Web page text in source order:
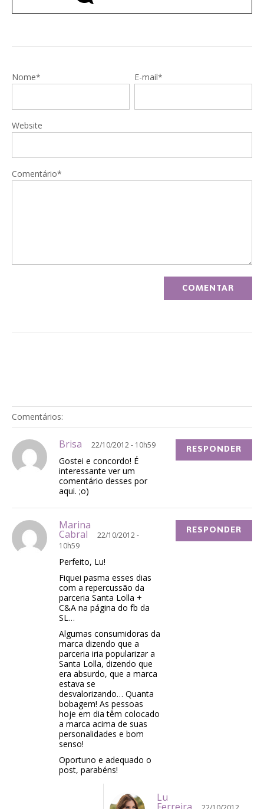
Nome* E-mail*
Website
Comentário*
Comentários:
Brisa 22/10/2012 - 10h59
Gostei e concordo! É
interessante ver um
comentário desses por
aqui. ;o)
RESPONDER
Marina
Cabral
22/10/2012 -
10h59
Perfeito, Lu!
Fiquei pasma esses dias
com a repercussão da
parceria Santa Lolla +
C&A na página do fb da
SL…
Algumas consumidoras da
marca dizendo que a
parceria iria popularizar a
Santa Lolla, dizendo que
era absurdo, que a marca
estava se
desvalorizando… Quanta
bobagem! As pessoas
hoje em dia têm colocado
a marca acima de suas
personalidades e bom
senso!
Oportuno e adequado o
post, parabéns!
RESPONDER
Lu